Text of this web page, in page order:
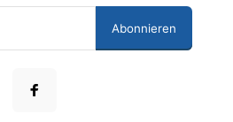
Abonnieren